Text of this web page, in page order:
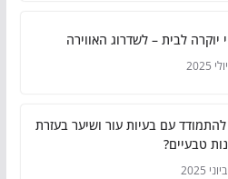
יוקרה לבית – לשדרוג האווירה
להתמודד עם בעיות עור ושיער בעזרת
טבעיים?